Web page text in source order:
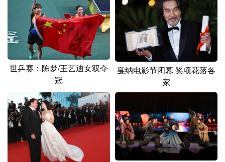
English Español Français
Русский язык 日本語 한국어
Deutsch Português
世乒赛：陈梦/王艺迪女双夺
冠
戛纳电影节闭幕 奖项花落各
家